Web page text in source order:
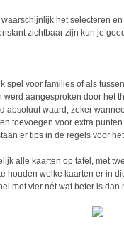
het selecteren
zichtbaar zijn kun je
spel voor families of als
werd aangesproken door het
absoluut waard, zeker
toevoegen voor extra
er tips in de regels voor
alle kaarten op tafel, met
houden welke kaarten er in
met vier nét wat beter is dan